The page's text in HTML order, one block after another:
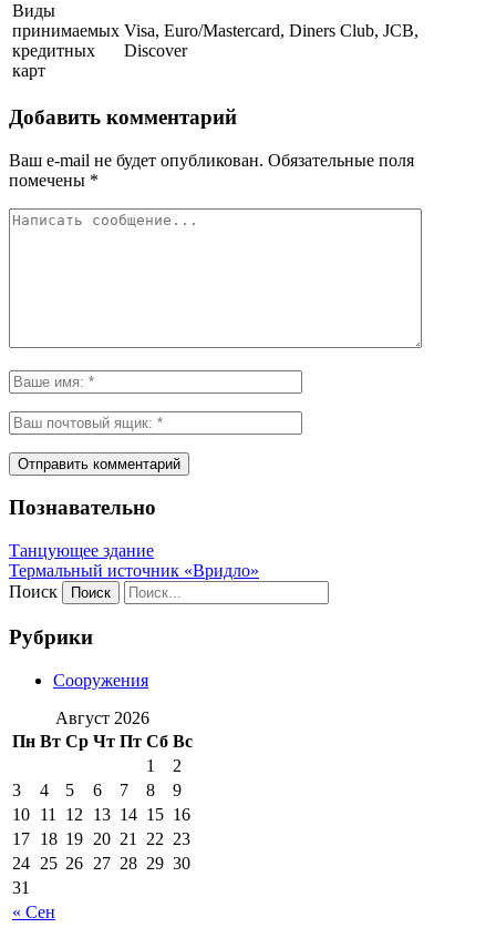
Виды
принимаемых
кредитных
карт
Visa, Euro/Mastercard, Diners Club, JCB,
Discover
Добавить комментарий
Ваш e-mail не будет опубликован. Обязательные поля
помечены *
Познавательно
Танцующее здание
Термальный источник «Вридло»
Поиск
Рубрики
Сооружения
Август 2026
Пн Вт Ср Чт Пт Сб Вс
« Сен
1
2
3
4 5 6 7 8
9
10 11 12 13 14 15 16
17 18 19 20 21 22 23
24 25 26 27 28 29 30
31